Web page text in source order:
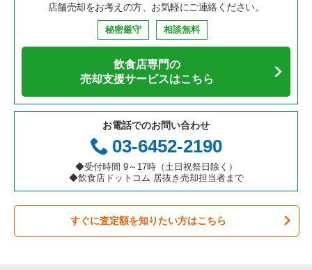
鉄板焼き・お好み焼の居抜き売却物件の案件一覧
カフェの居抜き売却物件の案件一覧
テイクアウトの居抜き売却物件の案件一覧
お弁当・惣菜・デリの居抜き売却物件の案件一覧
カラオケ・パブ・スナックの居抜き売却物件の案件一覧
バーの居抜き売却物件の案件一覧
居酒屋・ダイニングバーの居抜き売却物件の案件一覧
兵庫県の飲食店の居抜き売却物件の案件一覧
愛知県の飲食店の居抜き売却物件の案件一覧
岐阜県の飲食店の居抜き売却物件の案件一覧
三重県の飲食店の居抜き売却物件の案件一覧
入間市の飲食店の居抜き売却物件の案件一覧
久喜市の飲食店の居抜き売却物件の案件一覧
富士見市の飲食店の居抜き売却物件の案件一覧
ふじみ野市の飲食店の居抜き売却物件の案件一覧
朝霞市の飲食店の居抜き売却物件の案件一覧
草加市の飲食店の居抜き売却物件の案件一覧
さいたま市緑区の飲食店の居抜き売却物件の案件一覧
埼玉県のそば・うどんの居抜き売却物件の案件一覧
埼玉県の焼肉の居抜き売却物件の案件一覧
埼玉県の鉄板焼き・お好み焼の居抜き売却物件の案件一覧
埼玉県のアジア料理の居抜き売却物件の案件一覧
埼玉県のカフェの居抜き売却物件の案件一覧
埼玉県のテイクアウトの居抜き売却物件の案件一覧
埼玉県のお弁当・惣菜・デリの居抜き売却物件の案件一覧
所沢市のカフェの居抜き売却物件の案件一覧
所沢市のバーの居抜き売却物件の案件一覧
所沢市の和食の居抜き売却物件の案件一覧
所沢市のその他の居抜き売却物件の案件一覧
店舗売却をお考えの方、お気軽にご連絡ください。
秘密厳守 相談無料
飲食店専門の
売却支援サービスはこちら
お電話でのお問い合わせ
03-6452-2190
◆受付時間 9～17時（土日祝祭日除く）
◆飲食店ドットコム 居抜き売却担当者まで
すぐに査定額を知りたい方はこちら